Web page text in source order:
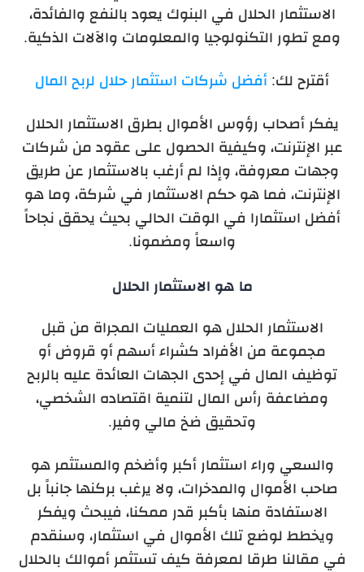
الاستثمار الحلال في البنوك يعود بالنفع والفائدة،
ومع تطور التكنولوجيا والمعلومات والآلات الذكية.
أقترح لك: أفضل شركات استثمار حلال لربح المال
يفكر أصحاب رؤوس الأموال بطرق الاستثمار الحلال
عبر الإنترنت، وكيفية الحصول على عقود من شركات
وجهات معروفة، وإذا لم أرغب بالاستثمار عن طريق
الإنترنت، فما هو حكم الاستثمار في شركة، وما هو
أفضل استثمارا في الوقت الحالي بحيث يحقق نجاحاً
واسعاً ومضمونا.
ما هو الاستثمار الحلال
الاستثمار الحلال هو العمليات المجراة من قبل
مجموعة من الأفراد كشراء أسهم أو قروض أو
توظيف المال في إحدى الجهات العائدة عليه بالربح
ومضاعفة رأس المال لتنمية اقتصاده الشخصي،
وتحقيق ضخ مالي وفير.
والسعي وراء استثمار أكبر وأضخم والمستثمر هو
صاحب الأموال والمدخرات، ولا يرغب بركنها جانباً بل
الاستفادة منها بأكبر قدر ممكنا، فيبحث ويفكر
ويخطط لوضع تلك الأموال في استثمار، وسنقدم
في مقالنا طرقا لمعرفة كيف تستثمر أموالك بالحلال